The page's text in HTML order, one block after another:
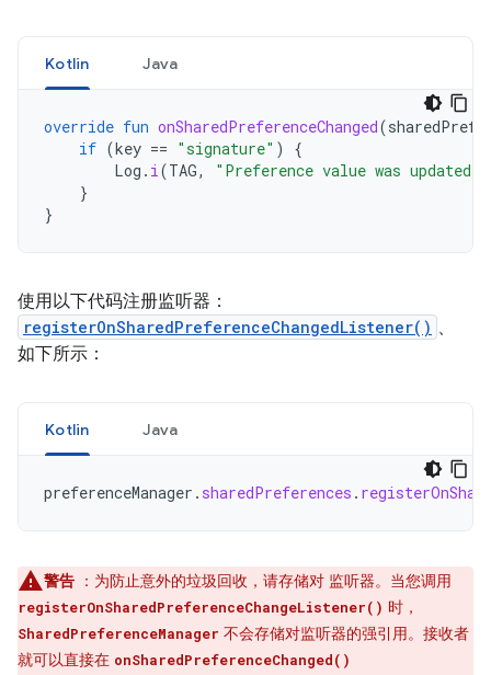
Kotlin Java
override fun onSharedPreferenceChanged(
if (key == "signature" )
{
Log . i(TAG,
"Preference value was updated
}
}
使用以下代码注册监听器：
registerOnSharedPreferenceChangedListener() 、
如下所示：
Kotlin Java
preferenceManager . sharedPreferences .
警告 ：为防止意外的垃圾回收，请存储对 监听器。当您调用
registerOnSharedPreferenceChangeListener() 时，
SharedPreferenceManager 不会存储对监听器的强引用。接收者
就可以直接在 onSharedPreferenceChanged()